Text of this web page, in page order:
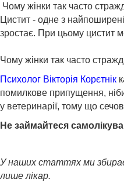
Чому жінки так часто
Цистит - одне з
зростає. При цьому цистит
Чому жінки так часто
Психолог Вікторія Корєтнік
помилкове припущення,
у ветеринарії, тому що
Не займайтеся
У наших статтях ми
лише лікар.